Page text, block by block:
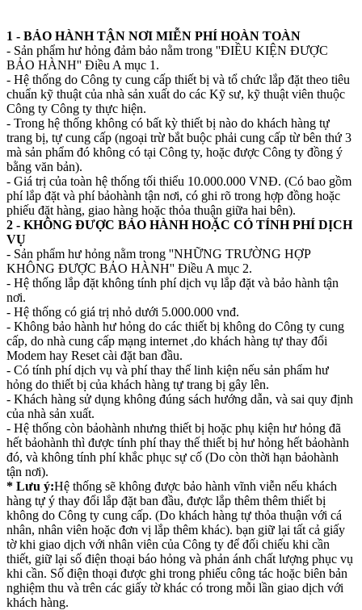
1 - BẢO HÀNH TẬN NƠI MIỄN PHÍ HOÀN TOÀN
- Sản phẩm hư hỏng đảm bảo nằm trong ''ĐIỀU KIỆN ĐƯỢC
BẢO HÀNH'' Điều A mục 1.
- Hệ thống do Công ty cung cấp thiết bị và tổ chức lắp đặt theo tiêu
chuẩn kỹ thuật của nhà sản xuất do các Kỹ sư, kỹ thuật viên thuộc
Công ty Công ty thực hiện.
- Trong hệ thống không có bất kỳ thiết bị nào do khách hàng tự
trang bị, tự cung cấp (ngoại trừ bắt buộc phải cung cấp từ bên thứ 3
mà sản phẩm đó không có tại Công ty, hoặc được Công ty đồng ý
bằng văn bản).
- Giá trị của toàn hệ thống tối thiểu 10.000.000 VNĐ. (Có bao gồm
phí lắp đặt và phí bảohành tận nơi, có ghi rõ trong hợp đồng hoặc
phiếu đặt hàng, giao hàng hoặc thỏa thuận giữa hai bên).
2 - KHÔNG ĐƯỢC BẢO HÀNH HOẶC CÓ TÍNH PHÍ DỊCH
VỤ
- Sản phẩm hư hỏng nằm trong ''NHỮNG TRƯỜNG HỢP
KHÔNG ĐƯỢC BẢO HÀNH'' Điều A mục 2.
- Hệ thống lắp đặt không tính phí dịch vụ lắp đặt và bảo hành tận
nơi.
- Hệ thống có giá trị nhỏ dưới 5.000.000 vnđ.
- Không bảo hành hư hỏng do các thiết bị không do Công ty cung
cấp, do nhà cung cấp mạng internet ,do khách hàng tự thay đổi
Modem hay Reset cài đặt ban đầu.
- Có tính phí dịch vụ và phí thay thế linh kiện nếu sản phẩm hư
hỏng do thiết bị của khách hàng tự trang bị gây lên.
- Khách hàng sử dụng không đúng sách hướng dẫn, và sai quy định
của nhà sản xuất.
- Hệ thống còn bảohành nhưng thiết bị hoặc phụ kiện hư hỏng đã
hết bảohành thì được tính phí thay thế thiết bị hư hỏng hết bảohành
đó, và không tính phí khắc phục sự cố (Do còn thời hạn bảohành
tận nơi).
* Lưu ý:Hệ thống sẽ không được bảo hành vĩnh viễn nếu khách
hàng tự ý thay đổi lắp đặt ban đầu, được lắp thêm thêm thiết bị
không do Công ty cung cấp. (Do khách hàng tự thỏa thuận với cá
nhân, nhân viên hoặc đơn vị lắp thêm khác). bạn giữ lại tất cả giấy
tờ khi giao dịch với nhân viên của Công ty để đối chiếu khi cần
thiết, giữ lại số điện thoại báo hỏng và phản ánh chất lượng phục vụ
khi cần. Số điện thoại được ghi trong phiếu công tác hoặc biên bản
nghiệm thu và trên các giấy tờ khác có trong mỗi lần giao dịch với
khách hàng.